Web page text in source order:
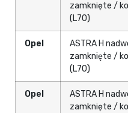
zamknięte /
(L70)
Opel
ASTRA H
zamknięte /
(L70)
Opel
ASTRA H
zamknięte /